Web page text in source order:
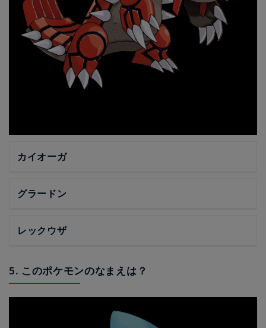
カイオーガ
グラードン
レックウザ
5. このポケモンのなまえは？